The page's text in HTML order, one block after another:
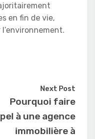
en fin de vie,
Next Post
Pourquoi faire
à une agence
immobilière à